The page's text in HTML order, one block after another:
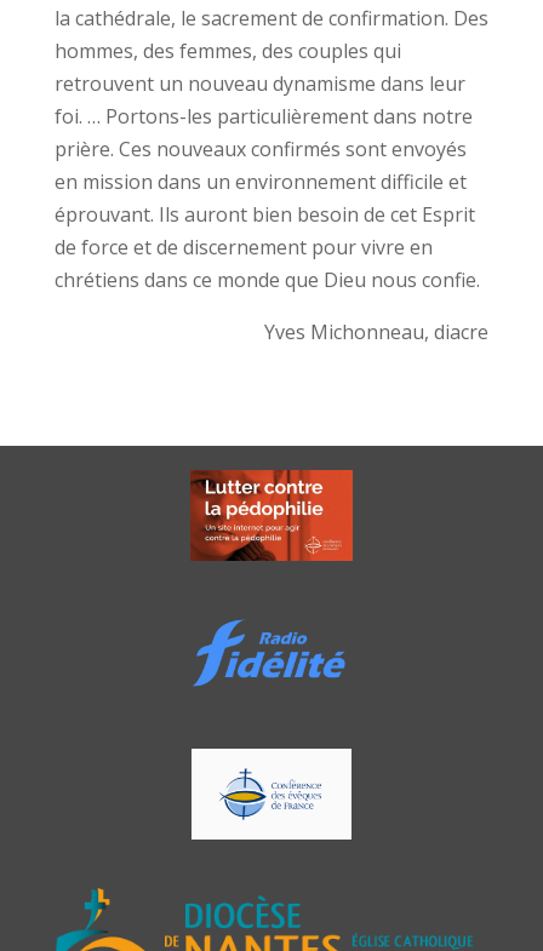
la cathédrale, le sacrement de confirmation. Des
hommes, des femmes, des couples qui
retrouvent un nouveau dynamisme dans leur
foi. … Portons-les particulièrement dans notre
prière. Ces nouveaux confirmés sont envoyés
en mission dans un environnement difficile et
éprouvant. Ils auront bien besoin de cet Esprit
de force et de discernement pour vivre en
chrétiens dans ce monde que Dieu nous confie.
Yves Michonneau, diacre